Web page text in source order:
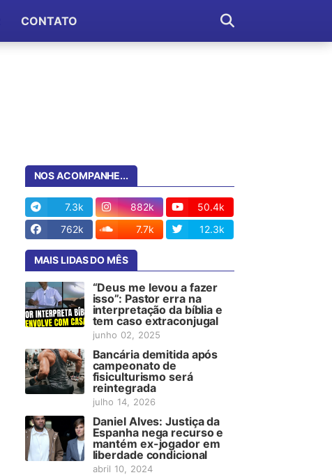
CONTATO
NOS ACOMPANHE...
7.3k 882k
50.4k
762k
7.7k 12.3k
MAIS LIDAS DO MÊS
“Deus me levou a fazer
isso”: Pastor erra na
interpretação da bíblia e
tem caso extraconjugal
junho 02, 2025
Bancária demitida após
campeonato de
fisiculturismo será
reintegrada
julho 14, 2026
Daniel Alves: Justiça da
Espanha nega recurso e
mantém ex-jogador em
liberdade condicional
abril 10, 2024